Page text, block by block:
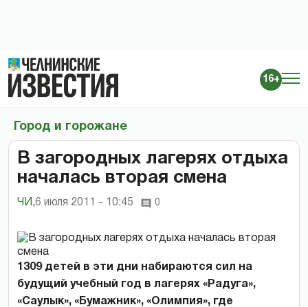
16+
Город и горожане
В загородных лагерях отдыха
началась вторая смена
ЧИ ,6 июля 2011 - 10:45 0
1309 детей в эти дни набираются сил на
будущий учебный год в лагерях «Радуга»,
«Саулык», «Бумажник», «Олимпия», где